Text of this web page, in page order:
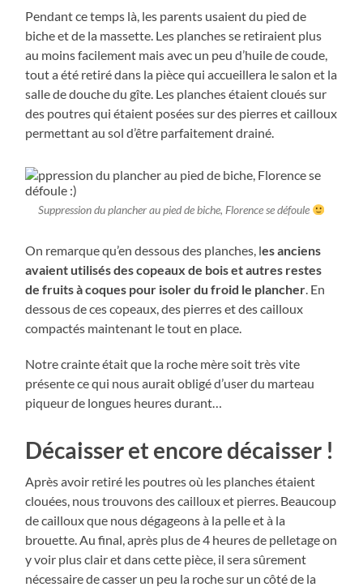
Pendant ce temps là, les parents usaient du pied de
biche et de la massette. Les planches se retiraient plus
au moins facilement mais avec un peu d’huile de coude,
tout a été retiré dans la pièce qui accueillera le salon et la
salle de douche du gîte. Les planches étaient cloués sur
des poutres qui étaient posées sur des pierres et cailloux
permettant au sol d’être parfaitement drainé.
Suppression du plancher au pied de biche, Florence se défoule
On remarque qu’en dessous des planches, les anciens
avaient utilisés des copeaux de bois et autres restes
de fruits à coques pour isoler du froid le plancher. En
dessous de ces copeaux, des pierres et des cailloux
compactés maintenant le tout en place.
Notre crainte était que la roche mère soit très vite
présente ce qui nous aurait obligé d’user du marteau
piqueur de longues heures durant…
Décaisser et encore décaisser !
Après avoir retiré les poutres où les planches étaient
clouées, nous trouvons des cailloux et pierres. Beaucoup
de cailloux que nous dégageons à la pelle et à la
brouette. Au final, après plus de 4 heures de pelletage on
y voir plus clair et dans cette pièce, il sera sûrement
nécessaire de casser un peu la roche sur un côté de la